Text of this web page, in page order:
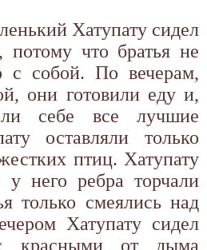
Хатупату сидел
потому что братья не
с собой. По вечерам,
они готовили еду и,
себе все лучшие
оставляли только
птиц. Хатупату
у него ребра торчали
только смеялись над
Хатупату сидел
красными от дыма